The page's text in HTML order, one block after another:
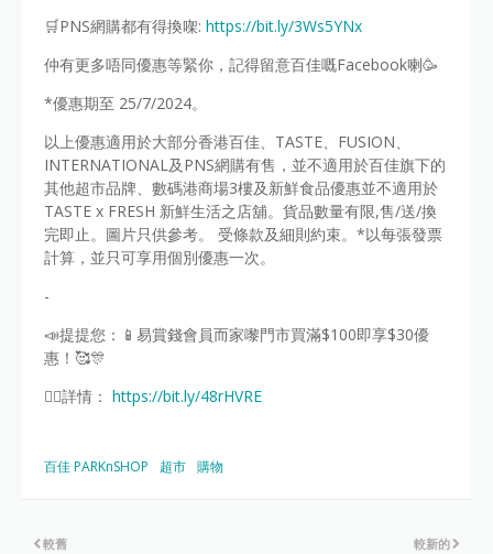
🛒PNS網購都有得換㗎: https://bit.ly/3Ws5YNx
仲有更多唔同優惠等緊你，記得留意百佳嘅Facebook喇🥳
*優惠期至 25/7/2024。
以上優惠適用於大部分香港百佳、TASTE、FUSION、
INTERNATIONAL及PNS網購有售，並不適用於百佳旗下的
其他超市品牌、數碼港商場3樓及新鮮食品優惠並不適用於
TASTE x FRESH 新鮮生活之店舖。貨品數量有限,售/送/換
完即止。圖片只供參考。 受條款及細則約束。*以每張發票
計算，並只可享用個別優惠一次。
-
📣提提您：📱易賞錢會員而家嚟門市買滿$100即享$30優
惠！🥰🎊
👉🏻詳情： https://bit.ly/48rHVRE
百佳 PARKnSHOP 超市 購物
較新的
較舊